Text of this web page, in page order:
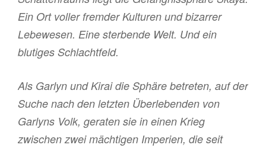
Ein Ort voller fremder Kulturen und bizarrer
Lebewesen. Eine sterbende Welt. Und ein
blutiges Schlachtfeld.
Als Garlyn und Kirai die Sphäre betreten, auf der
Suche nach den letzten Überlebenden von
Garlyns Volk, geraten sie in einen Krieg
zwischen zwei mächtigen Imperien, die seit